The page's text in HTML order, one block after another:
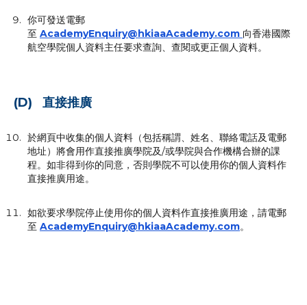
你可發送電郵
至 AcademyEnquiry@hkiaaAcademy.com 向香港國際
航空學院個人資料主任要求查詢、查閱或更正個人資料。
(D) 直接推廣
於網頁中收集的個人資料（包括稱謂、姓名、聯絡電話及電郵
地址）將會用作直接推廣學院及/或學院與合作機構合辦的課
程。如非得到你的同意，否則學院不可以使用你的個人資料作
直接推廣用途。
如欲要求學院停止使用你的個人資料作直接推廣用途，請電郵
至 AcademyEnquiry@hkiaaAcademy.com。